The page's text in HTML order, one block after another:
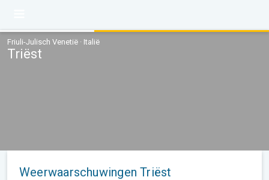
Friuli-Julisch Venetië · Italië
Triëst
Weerwaarschuwingen Triëst